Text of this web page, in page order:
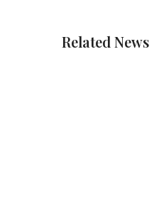
Related News